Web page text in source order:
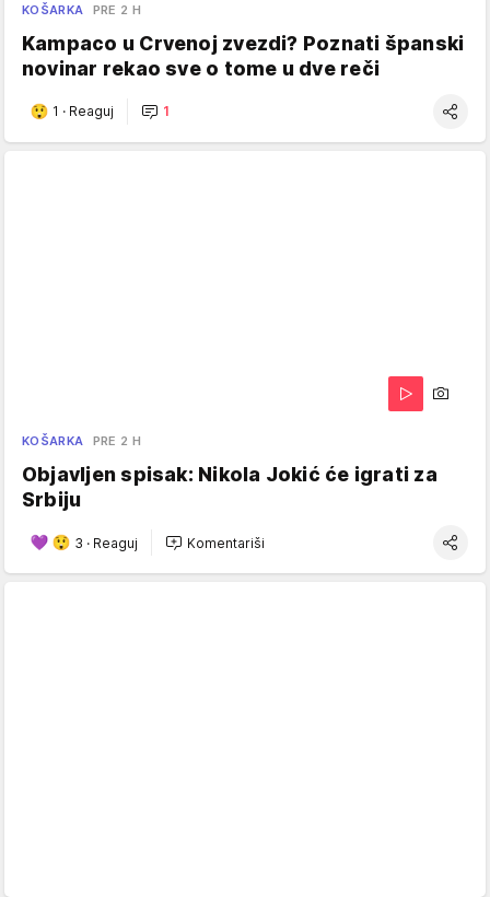
KOŠARKA PRE 2 H
Kampaco u Crvenoj zvezdi? Poznati španski
novinar rekao sve o tome u dve reči
1 · Reaguj 1
KOŠARKA PRE 2 H
Objavljen spisak: Nikola Jokić će igrati za
Srbiju
3 · Reaguj Komentariši